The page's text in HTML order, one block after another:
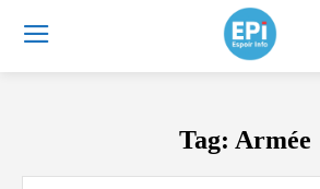
Tag: Armée